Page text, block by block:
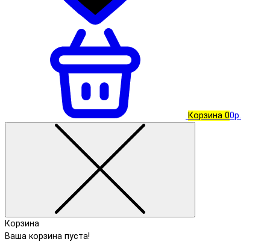
Корзина 00р.
Корзина
Ваша корзина пуста!